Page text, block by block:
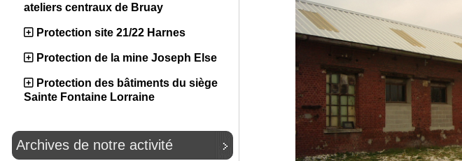
ateliers centraux de Bruay
Protection site 21/22 Harnes
Protection de la mine Joseph Else
Protection des bâtiments du siège
Sainte Fontaine Lorraine
Archives de notre activité